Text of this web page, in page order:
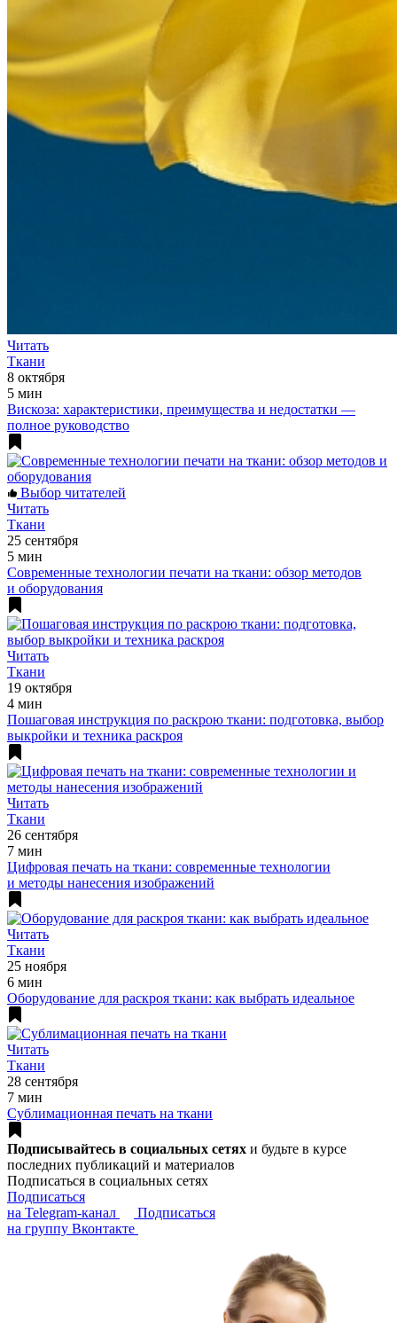
Читать
Ткани
8 октября
5 мин
Вискоза: характеристики, преимущества и недостатки —
полное руководство
Выбор читателей
Читать
Ткани
25 сентября
5 мин
Современные технологии печати на ткани: обзор методов
и оборудования
Читать
Ткани
19 октября
4 мин
Пошаговая инструкция по раскрою ткани: подготовка, выбор
выкройки и техника раскроя
Читать
Ткани
26 сентября
7 мин
Цифровая печать на ткани: современные технологии
и методы нанесения изображений
Читать
Ткани
25 ноября
6 мин
Оборудование для раскроя ткани: как выбрать идеальное
Читать
Ткани
28 сентября
7 мин
Сублимационная печать на ткани
Подписывайтесь в социальных сетях и будьте в курсе
последних публикаций и материалов
Подписаться в социальных сетях
Подписаться
на Telegram-канал
Подписаться
на группу Вконтакте